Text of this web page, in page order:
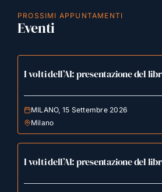
PROSSIMI APPUNTAMENTI
Eventi
I volti dell’AI: presentazione del
MILANO, 15 Settembre 2026
Milano
I volti dell’AI: presentazione del